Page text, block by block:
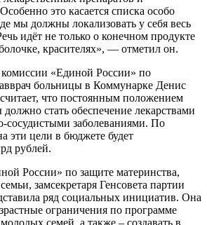
это касается списка особо
мы должны локализовать у себя весь
идёт не только о конечном продукте
красителях», — отметил он.
комиссии «Единой России» по
больницы в Коммунарке Денис
что постоянным положением
стать обеспечение лекарствами
сосудистыми заболеваниями. По
эти цели в бюджете будет
рублей.
России» по защите материнства,
замсекретаря Генсовета партии
ряд социальных инициатив. Она
ограничения по программе
семей, а также – создавать в